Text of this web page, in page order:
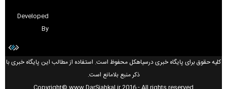
Developed
By
کلیه حقوق برای پایگاه خبری درسیاهکل محفوظ است. استفاده از مطالب این پایگاه خبری با
ذکر منبع بلامانع است.